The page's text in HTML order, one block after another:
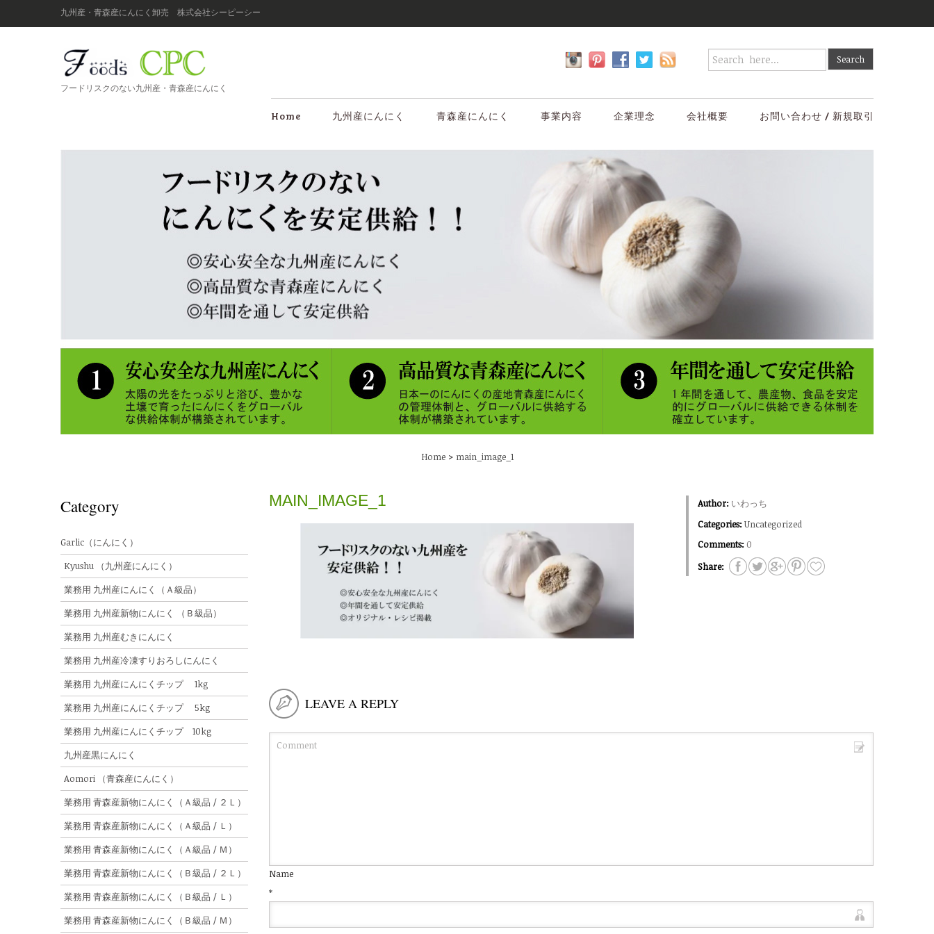
九州産・青森産にんにく卸売 株式会社シーピーシー
フードリスクのない九州産・青森産にんにく
Home 九州産にんにく 青森産にんにく 事業内容 企業理念 会社概要 お問い合わせ / 新規取引
Home> main_image_1
Author: いわっち
Categories:Uncategorized
Comments: 0
Share:
MAIN_IMAGE_1
LEAVE A REPLY
Name
*
Category
Garlic（にんにく）
Kyushu （九州産にんにく）
業務用 九州産にんにく（Ａ級品）
業務用 九州産新物にんにく （Ｂ級品）
業務用 九州産むきにんにく
業務用 九州産冷凍すりおろしにんにく
業務用 九州産にんにくチップ 1kg
業務用 九州産にんにくチップ 5kg
業務用 九州産にんにくチップ 10kg
九州産黒にんにく
Aomori （青森産にんにく）
業務用 青森産新物にんにく（Ａ級品 / ２Ｌ）
業務用 青森産新物にんにく（Ａ級品 / Ｌ）
業務用 青森産新物にんにく（Ａ級品 / Ｍ）
業務用 青森産新物にんにく（Ｂ級品 / ２Ｌ）
業務用 青森産新物にんにく（Ｂ級品 / Ｌ）
業務用 青森産新物にんにく（Ｂ級品 / Ｍ）